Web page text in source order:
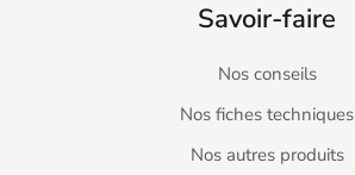
Savoir-faire
Nos conseils
Nos fiches techniques
Nos autres produits